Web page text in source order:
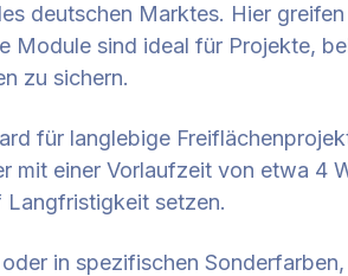
deutschen Marktes. Hier
sind ideal für Projekte,
zu sichern.
für langlebige
mit einer Vorlaufzeit von etwa 4
Langfristigkeit setzen.
in spezifischen